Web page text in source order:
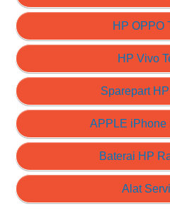
HP OPPO
HP Vivo
Sparepart
APPLE iPhone
Baterai HP
Alat